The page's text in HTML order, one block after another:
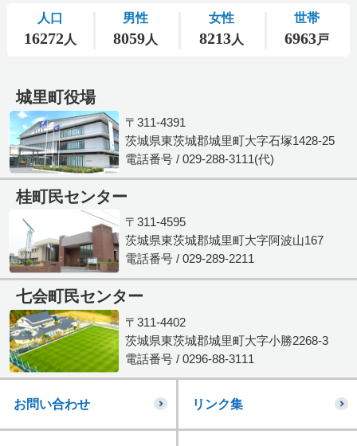
城里町役場
〒311-4391
茨城県東茨城郡城里町大字石塚1428-25
電話番号 / 029-288-3111(代)
桂町民センター
〒311-4595
茨城県東茨城郡城里町大字阿波山167
電話番号 / 029-289-2211
七会町民センター
〒311-4402
茨城県東茨城郡城里町大字小勝2268-3
電話番号 / 0296-88-3111
お問い合わせ リンク集